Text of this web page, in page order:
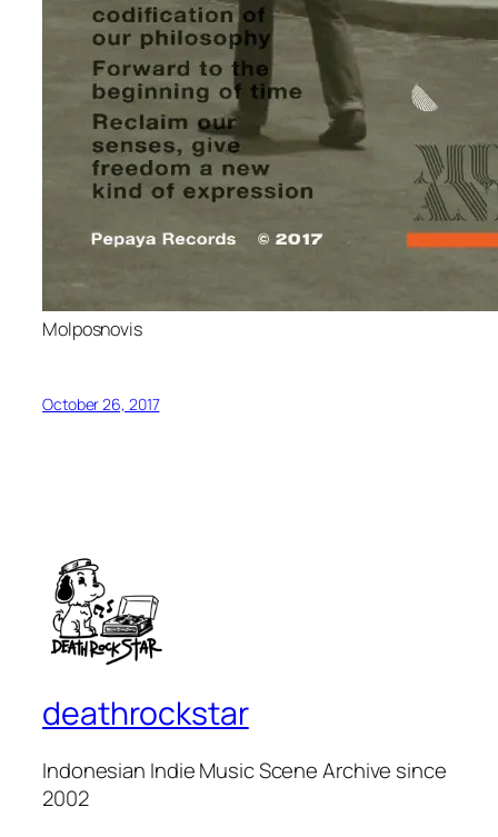
Molposnovis
October 26, 2017
deathrockstar
Indonesian Indie Music Scene Archive since
2002